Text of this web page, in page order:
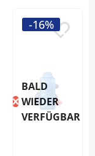
BALD
WIEDER
VERFÜGBAR
-16%